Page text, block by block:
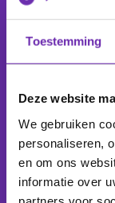
Toestemming
Deze website
We gebruiken
personaliseren,
en om ons
informatie over
Wij beheren